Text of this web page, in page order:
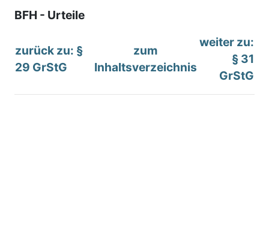
BFH - Urteile
zurück zu: §
29 GrStG
zum
Inhaltsverzeichnis
weiter zu:
§ 31
GrStG